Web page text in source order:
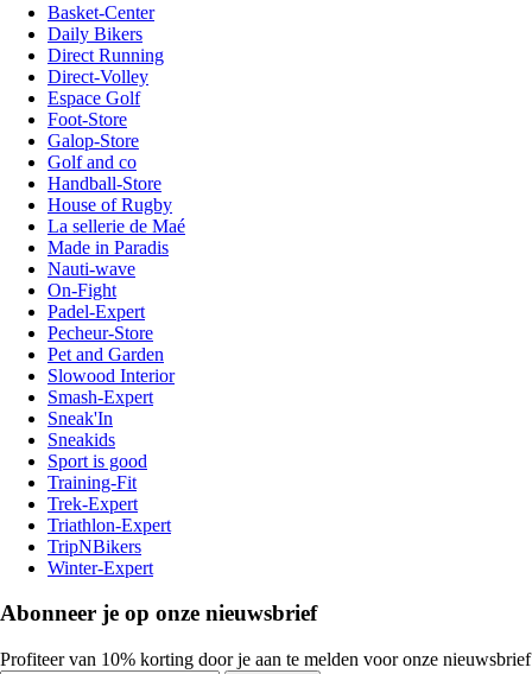
Basket-Center
Daily Bikers
Direct Running
Direct-Volley
Espace Golf
Foot-Store
Galop-Store
Golf and co
Handball-Store
House of Rugby
La sellerie de Maé
Made in Paradis
Nauti-wave
On-Fight
Padel-Expert
Pecheur-Store
Pet and Garden
Slowood Interior
Smash-Expert
Sneak'In
Sneakids
Sport is good
Training-Fit
Trek-Expert
Triathlon-Expert
TripNBikers
Winter-Expert
Abonneer je op onze nieuwsbrief
Profiteer van 10% korting door je aan te melden voor onze nieuwsbrief